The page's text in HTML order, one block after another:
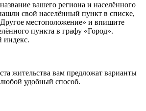
вашего региона и населённого
свой населённый пункт в списке,
местоположение» и впишите
пункта в графу «Город».
индекс.
жительства вам предложат варианты
удобный способ.